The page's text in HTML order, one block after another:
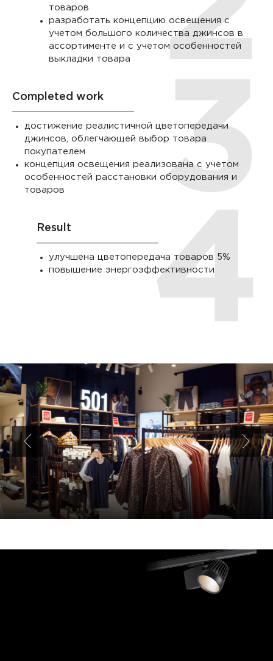
товаров
разработать концепцию освещения с
учетом большого количества джинсов в
ассортименте и с учетом особенностей
выкладки товара
Completed work
достижение реалистичной цветопередачи
джинсов, облегчающей выбор товара
покупателем
концепция освещения реализована с учетом
особенностей расстановки оборудования и
товаров
Result
улучшена цветопередача товаров 5%
повышение энергоэффективности